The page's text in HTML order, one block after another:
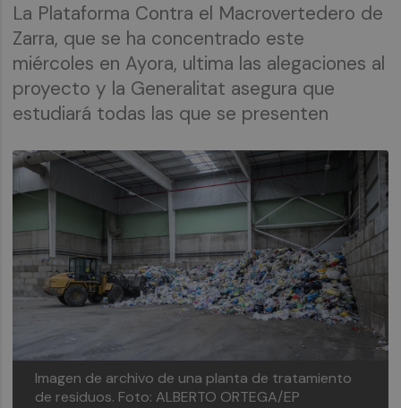
La Plataforma Contra el Macrovertedero de
Zarra, que se ha concentrado este
miércoles en Ayora, ultima las alegaciones al
proyecto y la Generalitat asegura que
estudiará todas las que se presenten
Imagen de archivo de una planta de tratamiento
de residuos. Foto: ALBERTO ORTEGA/EP